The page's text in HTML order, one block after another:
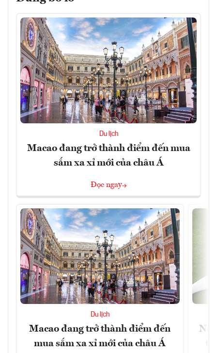
Du lịch
Macao đang trở thành điểm đến mua
sắm xa xỉ mới của châu Á
Đọc ngay
Du lịch
Macao đang trở thành điểm đến
mua sắm xa xỉ mới của châu Á